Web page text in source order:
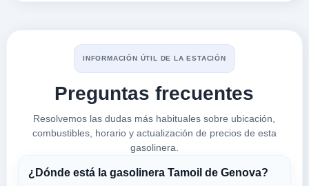
C.so Europa 852
VER PRECIOS
ESSO
VER PRECIOS
INFORMACIÓN ÚTIL DE LA ESTACIÓN
Preguntas frecuentes
Resolvemos las dudas más habituales sobre ubicación,
combustibles, horario y actualización de precios de esta
gasolinera.
¿Dónde está la gasolinera Tamoil de Genova?